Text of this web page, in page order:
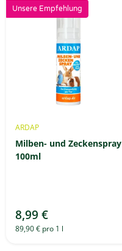
Unsere Empfehlung
ARDAP
Milben- und Zeckenspray
100ml
8,99 €
89,90 € pro 1 l